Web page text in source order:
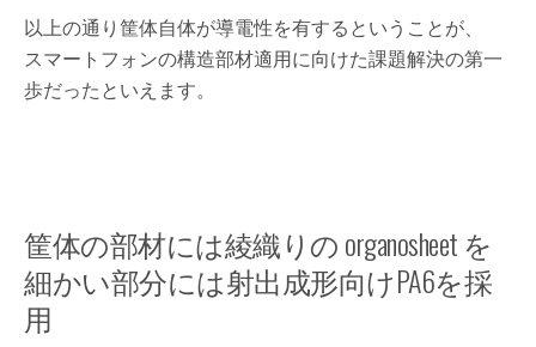
以上の通り筐体自体が導電性を有するということが、
スマートフォンの構造部材適用に向けた課題解決の第一
歩だったといえます。
筐体の部材には綾織りの organosheet を
細かい部分には射出成形向けPA6を採
用